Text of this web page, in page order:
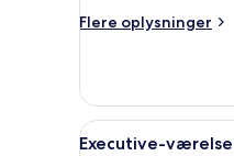
Flere oplysninger
Flere
suite
1Indlæs
10
Executive-